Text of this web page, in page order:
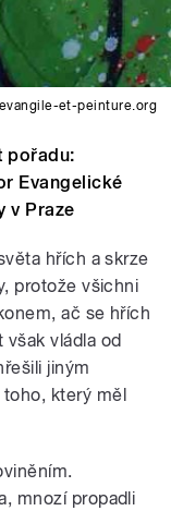
et-peinture.org
pořadu:
Evangelické
v Praze
hřích a skrze
protože všichni
ač se hřích
však vládla od
jiným
který měl
mnozí propadli